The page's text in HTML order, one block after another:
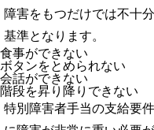
障害をもつだけでは不十
基準となります。
食事ができない
ボタンをとめられない
会話ができない
階段を昇り降りできない
特別障害者手当の支給要